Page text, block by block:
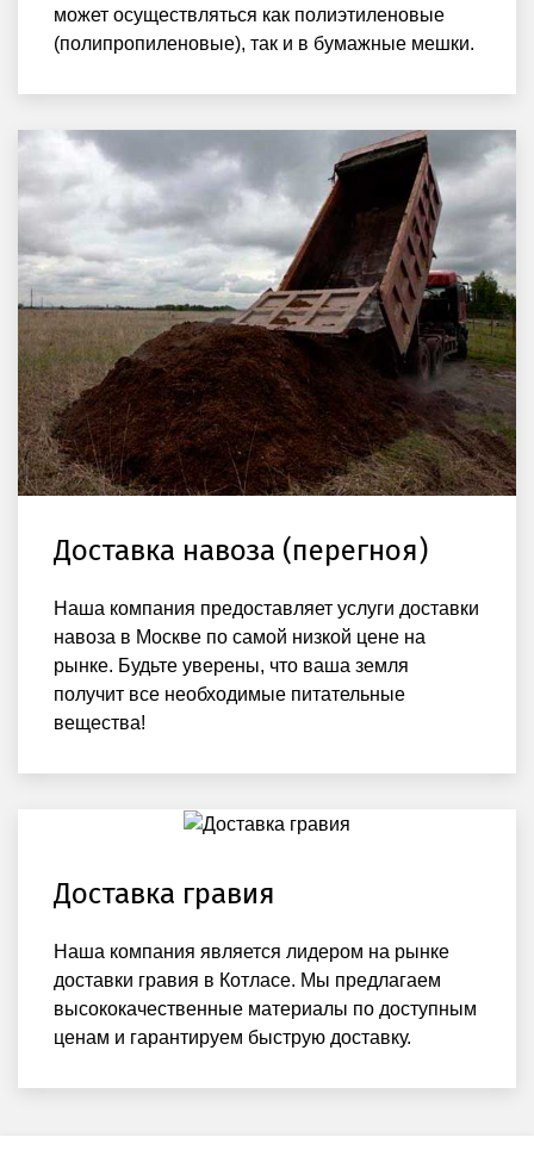
может осуществляться как полиэтиленовые
(полипропиленовые), так и в бумажные мешки.
Доставка навоза (перегноя)
Наша компания предоставляет услуги доставки
навоза в Москве по самой низкой цене на
рынке. Будьте уверены, что ваша земля
получит все необходимые питательные
вещества!
Доставка гравия
Наша компания является лидером на рынке
доставки гравия в Котласе. Мы предлагаем
высококачественные материалы по доступным
ценам и гарантируем быструю доставку.